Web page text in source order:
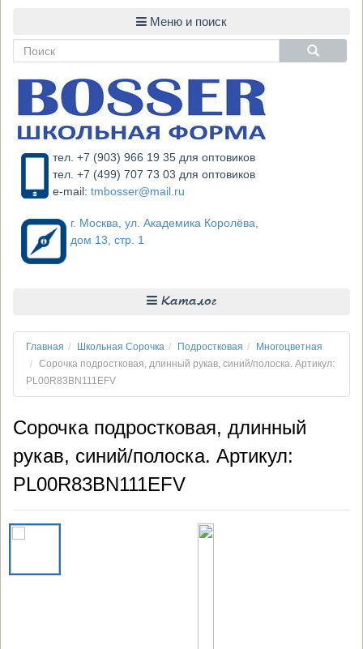
тел. +7 (903) 966 19 35 для оптовиков
тел. +7 (499) 707 73 03 для оптовиков
e-mail: tmbosser@mail.ru
г. Москва, ул. Академика Королёва,
дом 13, стр. 1
Каталог
Главная Школьная Сорочка Подростковая
Многоцветная
Сорочка подростковая, длинный рукав, синий/полоска. Артикул:
PL00R83BN111EFV
Сорочка подростковая, длинный
рукав, синий/полоска. Артикул:
PL00R83BN111EFV